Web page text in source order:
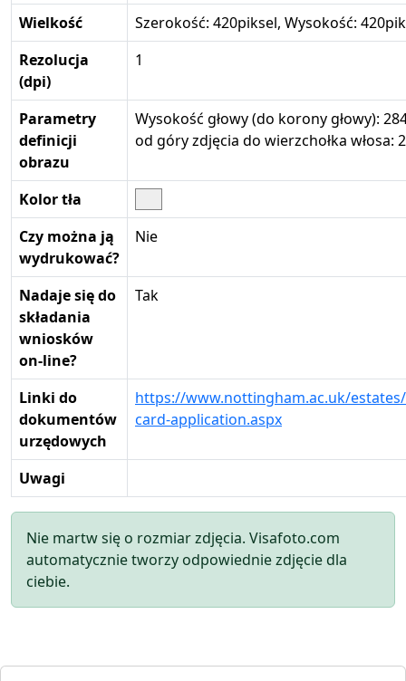
Wielkość
Szerokość: 420piksel, Wysokość:
Rezolucja
(dpi)
1
Parametry
definicji
obrazu
Wysokość głowy (do korony głowy):
od góry zdjęcia do wierzchołka włosa:
Kolor tła
Czy można ją
wydrukować?
Nie
Nadaje się do
składania
wniosków
on-line?
Tak
Linki do
dokumentów
urzędowych
https://www.nottingham.ac.uk/
card-application.aspx
Uwagi
Nie martw się o rozmiar zdjęcia. Visafoto.com
automatycznie tworzy odpowiednie zdjęcie dla
ciebie.